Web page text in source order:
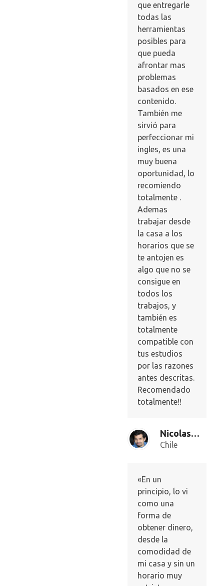
que entregarle
todas las
herramientas
posibles para
que pueda
afrontar mas
problemas
basados en ese
contenido.
También me
sirvió para
perfeccionar mi
ingles, es una
muy buena
oportunidad, lo
recomiendo
totalmente .
Ademas
trabajar desde
la casa a los
horarios que se
te antojen es
algo que no se
consigue en
todos los
trabajos, y
también es
totalmente
compatible con
tus estudios
por las razones
antes descritas.
Recomendado
totalmente!!
Nicolas Peñailillo
Chile
«En un
principio, lo vi
como una
forma de
obtener dinero,
desde la
comodidad de
mi casa y sin un
horario muy